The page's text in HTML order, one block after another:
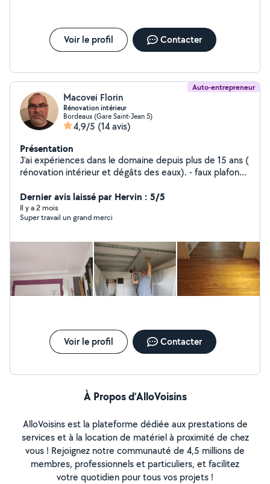
Voir le profil Contacter
Auto-entrepreneur
Macovei Florin
Rénovation intérieur
Bordeaux (Gare Saint-Jean 5)
4,9/5 (14 avis)
Présentation
J'ai expériences dans le domaine depuis plus de 15 ans (
rénovation intérieur et dégâts des eaux). - faux plafonds
pose de porte intérieure - pose de menuiserie bois alu
PVC - galandages - isolation des combles soufflé. Laine
de verre ouate de cellulose... - joints bandes enduits -
générale
Dernier avis laissé par Hervin : 5/5
Il y a 2 mois
Super travail un grand merci
Voir le profil Contacter
À Propos d’AlloVoisins
AlloVoisins est la plateforme dédiée aux prestations de
services et à la location de matériel à proximité de chez
vous ! Rejoignez notre communauté de 4,5 millions de
membres, professionnels et particuliers, et facilitez
votre quotidien pour tous vos projets !